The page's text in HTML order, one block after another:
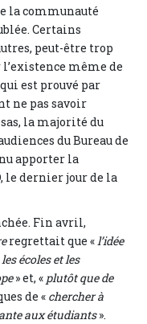
la communauté
Certains
peut-être trop
même de
est prouvé par
ne pas savoir
la majorité du
du Bureau de
apporter la
le dernier jour de la
Fin avril,
regrettait que «l’idée
écoles et les
» et, « plutôt que de
de « chercher à
aux étudiants».